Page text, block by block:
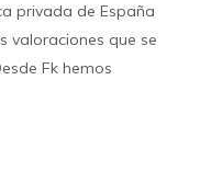
privada de España
valoraciones que se
Fk hemos